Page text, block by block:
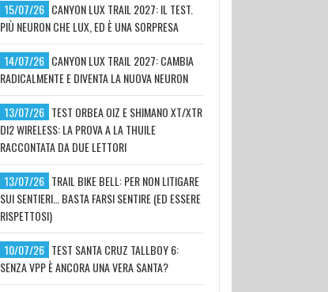
15/07/26 CANYON LUX TRAIL 2027: IL TEST.
PIÙ NEURON CHE LUX, ED È UNA SORPRESA
14/07/26 CANYON LUX TRAIL 2027: CAMBIA
RADICALMENTE E DIVENTA LA NUOVA NEURON
13/07/26 TEST ORBEA OIZ E SHIMANO XT/XTR
DI2 WIRELESS: LA PROVA A LA THUILE
RACCONTATA DA DUE LETTORI
13/07/26 TRAIL BIKE BELL: PER NON LITIGARE
SUI SENTIERI… BASTA FARSI SENTIRE (ED ESSERE
RISPETTOSI)
10/07/26 TEST SANTA CRUZ TALLBOY 6:
SENZA VPP È ANCORA UNA VERA SANTA?